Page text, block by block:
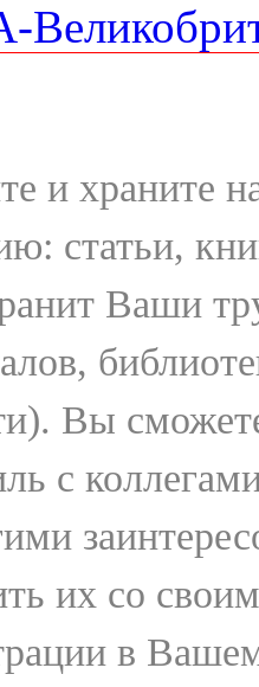
и храните
статьи,
Ваши
Вы
с
их со
в